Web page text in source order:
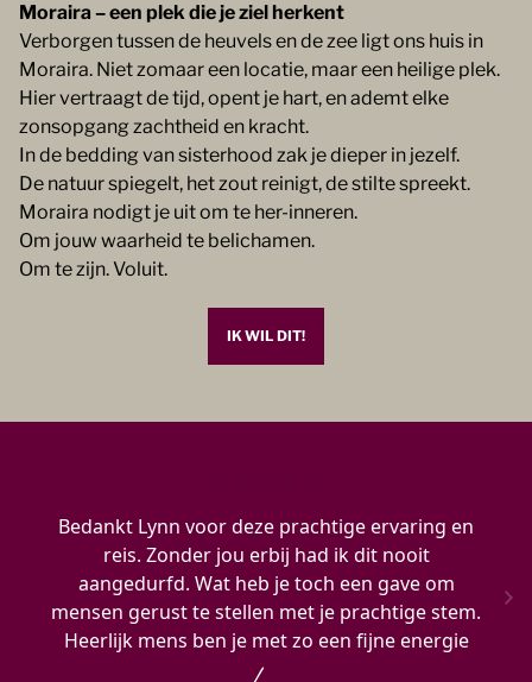
Moraira – een plek die je ziel herkent
Verborgen tussen de heuvels en de zee ligt ons huis in
Moraira. Niet zomaar een locatie, maar een heilige plek.
Hier vertraagt de tijd, opent je hart, en ademt elke
zonsopgang zachtheid en kracht.
In de bedding van sisterhood zak je dieper in jezelf.
De natuur spiegelt, het zout reinigt, de stilte spreekt.
Moraira nodigt je uit om te her-inneren.
Om jouw waarheid te belichamen.
Om te zijn. Voluit.
IK WIL DIT!
Bedankt Lynn voor deze prachtige ervaring en
reis. Zonder jou erbij had ik dit nooit
aangedurfd. Wat heb je toch een gave om
mensen gerust te stellen met je prachtige stem.
Heerlijk mens ben je met zo een fijne energie